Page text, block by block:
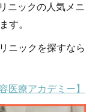
ニックの人気メニ
す。
ニックを探すなら
医療アカデミー】